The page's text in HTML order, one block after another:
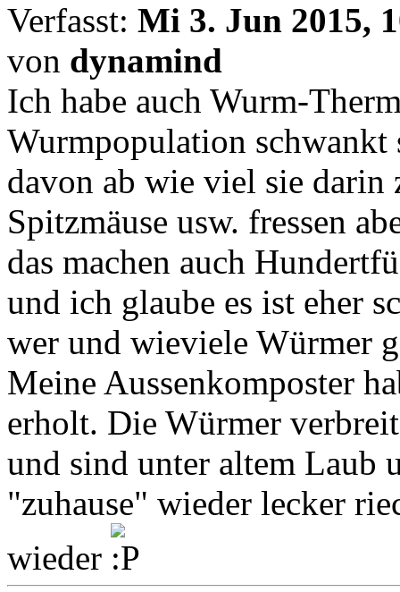
Verfasst: Mi 3. Jun 2015,
von dynamind
Ich habe auch Wurm-
Wurmpopulation schwankt
davon ab wie viel sie darin
Spitzmäuse usw. fressen
das machen auch
und ich glaube es ist eher
wer und wieviele Würmer
Meine Aussenkomposter
erholt. Die Würmer
und sind unter altem Laub
"zuhause" wieder lecker
wieder